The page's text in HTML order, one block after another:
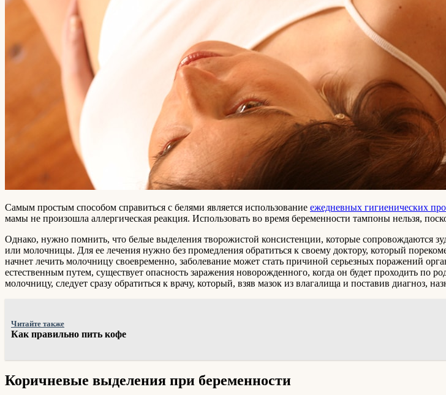
Самым простым способом справиться с белями является использование ежедневных гигиенических
мамы не произошла аллергическая реакция. Использовать во время беременности тампоны нельзя,
Однако, нужно помнить, что белые выделения творожистой консистенции, которые сопровождаются
или молочницы. Для ее лечения нужно без промедления обратиться к своему доктору, который
начнет лечить молочницу своевременно, заболевание может стать причиной серьезных поражений
естественным путем, существует опасность заражения новорожденного, когда он будет проходить
молочницу, следует сразу обратиться к врачу, который, взяв мазок из влагалища и поставив диагноз,
Читайте также
Как правильно пить кофе
Коричневые выделения при беременности